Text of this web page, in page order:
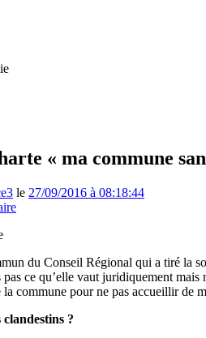
« ma commune
le 27/09/2016 à 08:18:44
du Conseil Régional qui a tiré la
ce qu’elle vaut juridiquement
la commune pour ne pas accueillir
?